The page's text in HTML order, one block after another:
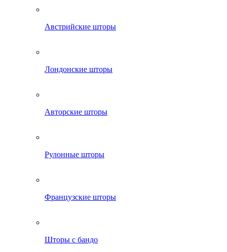
Австрийские шторы
Лондонские шторы
Авторские шторы
Рулонные шторы
Французские шторы
Шторы с бандо